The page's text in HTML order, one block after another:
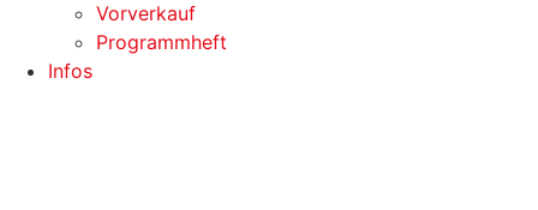
Vorverkauf
Programmheft
Infos